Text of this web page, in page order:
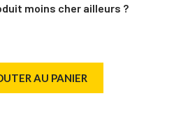
moins cher ailleurs ?
AU PANIER